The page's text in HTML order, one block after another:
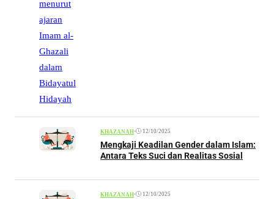
KHAZANAH• 12/10/2025
Mengkaji Keadilan Gender dalam Islam:
Antara Teks Suci dan Realitas Sosial
KHAZANAH• 12/10/2025